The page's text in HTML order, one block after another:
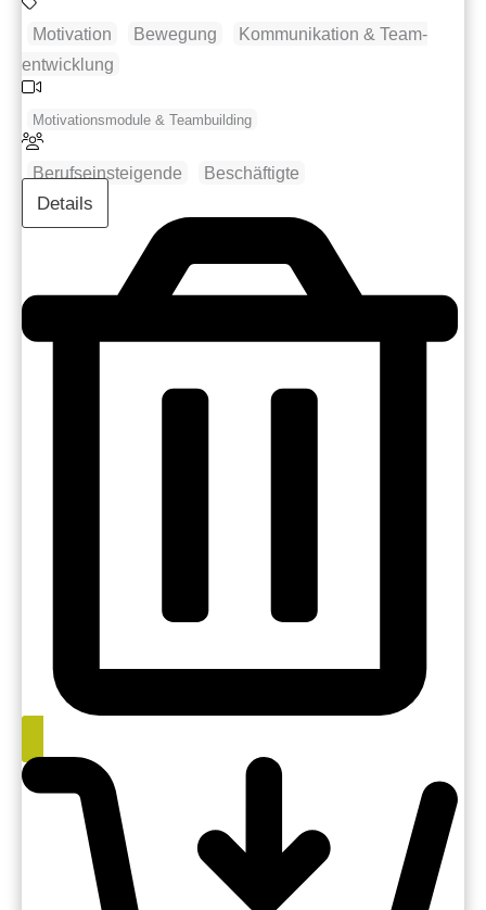
Motivation Bewegung
Kommunikation & Team­
entwicklung
Motivationsmodule & Teambuilding
Berufseinsteigende Beschäftigte
Details